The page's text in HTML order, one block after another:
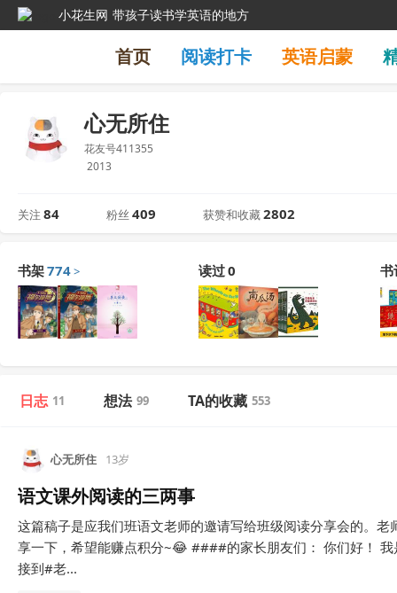
小花生网 带孩子读书学英语的地方
首页 阅读打卡 英语启蒙
心无所住
花友号411355
2013
关注 84 粉丝 409 获赞和收藏2802
书架774> 读过0 书
日志 11 想法 99 TA的收藏 553
心无所住 13岁
语文课外阅读的三两事
这篇稿子是应我们班语文老师的邀请写给班级阅读分享会的。
享一下，希望能赚点积分~😂 ####的家长朋友们： 你们好！
接到#老...